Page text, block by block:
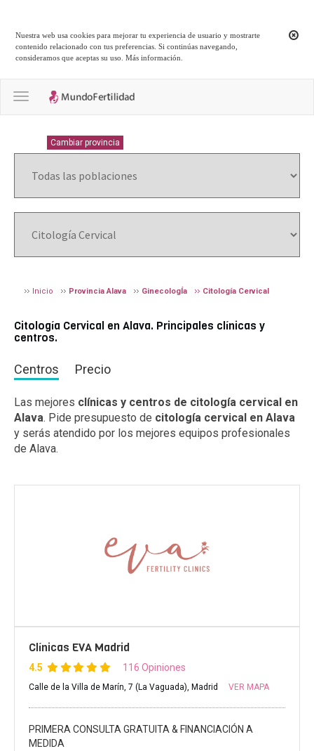
Nuestra web usa cookies para mejorar tu experiencia de usuario y mostrarte
contenido relacionado con tus preferencias. Si continúas navegando,
consideramos que aceptas su uso.Más información
Toggle navigation
Cambiar provincia
Inicio Provincia Alava GinecologÍa Citología Cervical
Citología Cervical en Alava. Principales clínicas y
centros.
Centros Precio
Las mejores clínicas y centros de citología cervical en
Alava. Pide presupuesto de citología cervical en Alava
y serás atendido por los mejores equipos profesionales
de Alava.
Clínicas EVA Madrid
4.5 116 Opiniones
Calle de la Villa de Marín, 7 (La Vaguada), Madrid VER MAPA
PRIMERA CONSULTA GRATUITA & FINANCIACIÓN A
MEDIDA